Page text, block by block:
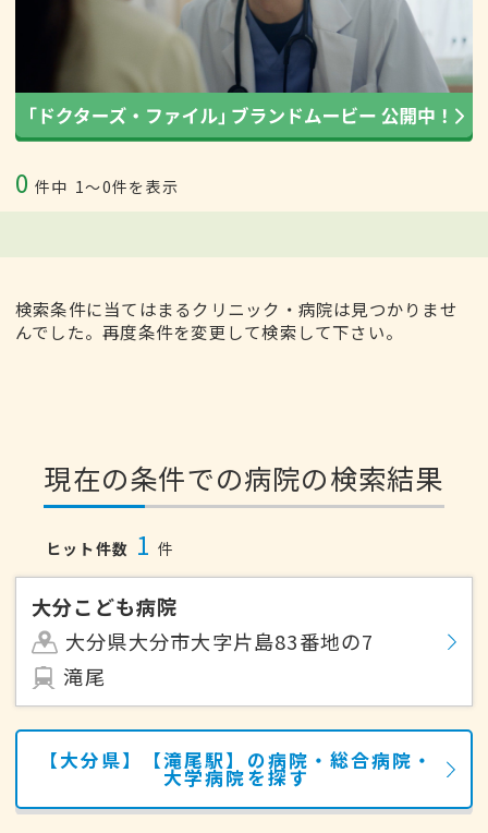
0 件中 1〜0件を表示
検索条件に当てはまるクリニック・病院は見つかりませ
んでした。再度条件を変更して検索して下さい。
現在の条件での病院の検索結果
ヒット件数 1 件
大分こども病院
大分県大分市大字片島83番地の7
滝尾
【大分県】【滝尾駅】の病院・総合病院・
大学病院を探す